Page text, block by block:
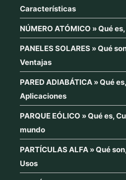
Características
NÚMERO ATÓMICO » Qué
PANELES SOLARES » Qué
Ventajas
PARED ADIABÁTICA » Qué
Aplicaciones
PARQUE EÓLICO » Qué es,
mundo
PARTÍCULAS ALFA » Qué
Usos